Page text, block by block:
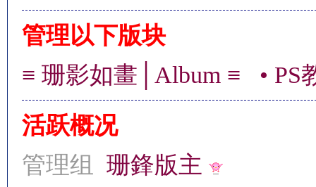
管理以下版块
≡ 珊影如畫│Album ≡
• PS
活跃概况
管理组 珊鋒版主